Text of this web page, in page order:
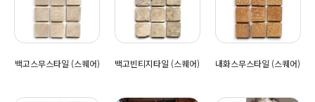
백고스무스타일 (스퀘어) 백고빈티지타일 (스퀘어) 내화스무스타일 (스퀘어)